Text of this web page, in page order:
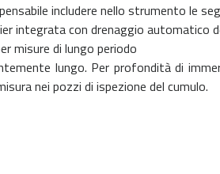
includere nello strumento le
integrata con drenaggio automatico
misure di lungo periodo
lungo. Per profondità di
nei pozzi di ispezione del cumulo.